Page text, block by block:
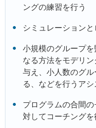
ングの練習を行う
シミュレーションと
小規模のグループ
なる方法をモデリ
与え、小人数のグ
る、などを行うア
プログラムの合間
対してコーチングを